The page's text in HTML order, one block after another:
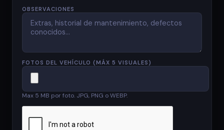
OBSERVACIONES
FOTOS DEL VEHÍCULO (MÁX 5 VISUALES)
Max 5 MB por foto. JPG, PNG o WEBP.